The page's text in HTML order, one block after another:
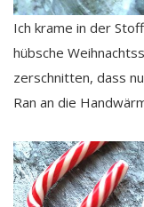
Ich krame in der
hübsche
zerschnitten, dass
Ran an die